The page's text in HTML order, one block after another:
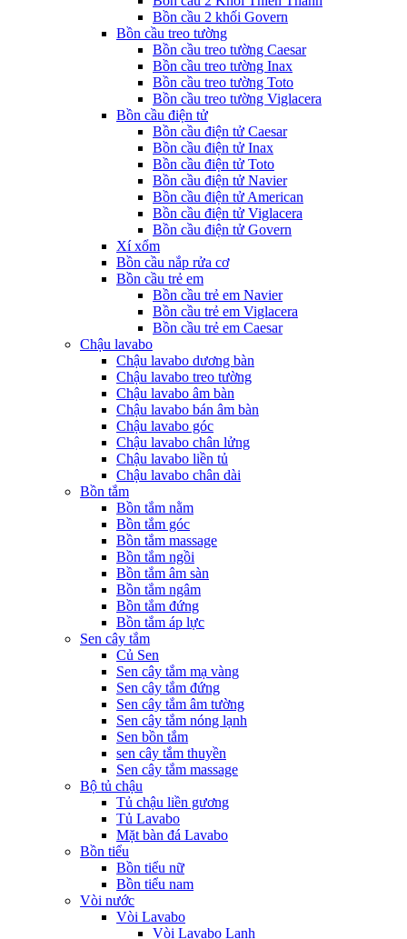
Bồn cầu 2 khối Govern
Bồn cầu treo tường
Bồn cầu treo tường Caesar
Bồn cầu treo tường Inax
Bồn cầu treo tường Toto
Bồn cầu treo tường Viglacera
Bồn cầu điện tử
Bồn cầu điện tử Caesar
Bồn cầu điện tử Inax
Bồn cầu điện tử Toto
Bồn cầu điện tử Navier
Bồn cầu điện tử American
Bồn cầu điện tử Viglacera
Bồn cầu điện tử Govern
Xí xổm
Bồn cầu nắp rửa cơ
Bồn cầu trẻ em
Bồn cầu trẻ em Navier
Bồn cầu trẻ em Viglacera
Bồn cầu trẻ em Caesar
Chậu lavabo
Chậu lavabo dương bàn
Chậu lavabo treo tường
Chậu lavabo âm bàn
Chậu lavabo bán âm bàn
Chậu lavabo góc
Chậu lavabo chân lửng
Chậu lavabo liền tủ
Chậu lavabo chân dài
Bồn tắm
Bồn tắm nằm
Bồn tắm góc
Bồn tắm massage
Bồn tắm ngồi
Bồn tắm âm sàn
Bồn tắm ngâm
Bồn tắm đứng
Bồn tắm áp lực
Sen cây tắm
Củ Sen
Sen cây tắm mạ vàng
Sen cây tắm đứng
Sen cây tắm âm tường
Sen cây tắm nóng lạnh
Sen bồn tắm
sen cây tắm thuyền
Sen cây tắm massage
Bộ tủ chậu
Tủ chậu liền gương
Tủ Lavabo
Mặt bàn đá Lavabo
Bồn tiểu
Bồn tiểu nữ
Bồn tiểu nam
Vòi nước
Vòi Lavabo
Vòi Lavabo Lạnh